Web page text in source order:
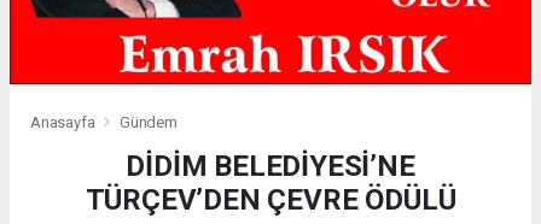
Anasayfa Gündem
DİDİM BELEDİYESİ’NE
TÜRÇEV’DEN ÇEVRE ÖDÜLÜ